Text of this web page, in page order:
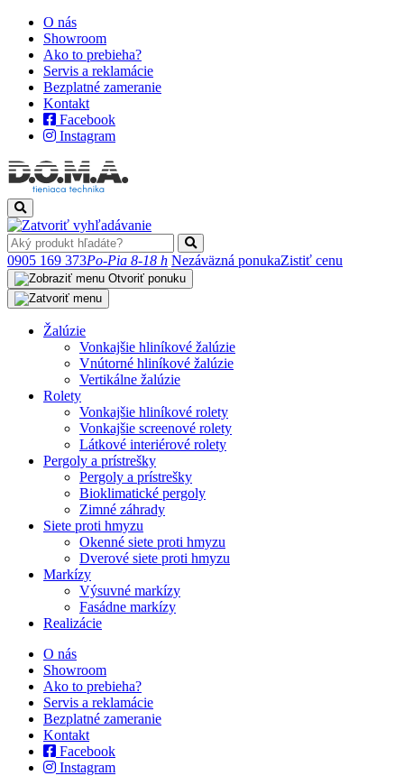
O nás
Showroom
Ako to prebieha?
Servis a reklamácie
Bezplatné zameranie
Kontakt
Facebook
Instagram
0905 169 373Po-Pia 8-18 h Nezáväzná ponukaZistiť cenu
Otvoriť ponuku
Žalúzie
Vonkajšie hliníkové žalúzie
Vnútorné hliníkové žalúzie
Vertikálne žalúzie
Rolety
Vonkajšie hliníkové rolety
Vonkajšie screenové rolety
Látkové interiérové rolety
Pergoly a prístrešky
Pergoly a prístrešky
Bioklimatické pergoly
Zimné záhrady
Siete proti hmyzu
Okenné siete proti hmyzu
Dverové siete proti hmyzu
Markízy
Výsuvné markízy
Fasádne markízy
Realizácie
O nás
Showroom
Ako to prebieha?
Servis a reklamácie
Bezplatné zameranie
Kontakt
Facebook
Instagram